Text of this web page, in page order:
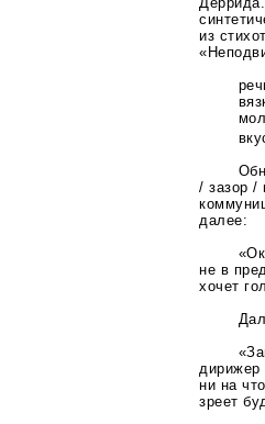
из
/ зазор /
далее:
не в
хочет
дирижер
ни на
зреет